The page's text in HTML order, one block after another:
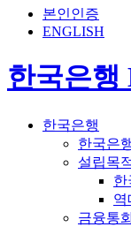
본인인증
ENGLISH
한국은
한국은행
한국은
설립목
한
역
금융통